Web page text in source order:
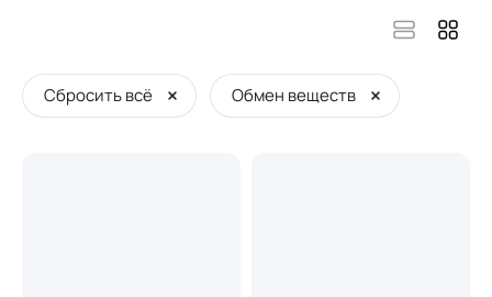
Сбросить всё Обмен веществ